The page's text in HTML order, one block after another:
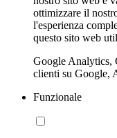
ottimizzare il
l'esperienza
questo sito web
Google Analytics,
clienti su Google,
Funzionale